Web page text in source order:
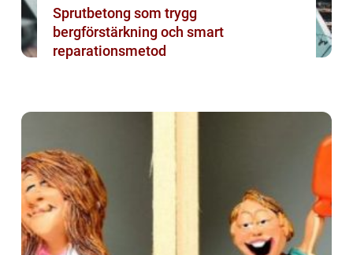
Sprutbetong som trygg
bergförstärkning och smart
reparationsmetod